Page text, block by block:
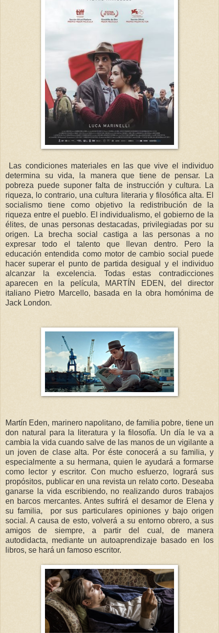
Las condiciones materiales en las que vive el individuo
determina su vida, la manera que tiene de pensar. La
pobreza puede suponer falta de instrucción y cultura. La
riqueza, lo contrario, una cultura literaria y filosófica alta. El
socialismo tiene como objetivo la redistribución de la
riqueza entre el pueblo. El individualismo, el gobierno de la
élites, de unas personas destacadas, privilegiadas por su
origen. La brecha social castiga a las personas a no
expresar todo el talento que llevan dentro. Pero la
educación entendida como motor de cambio social puede
hacer superar el punto de partida desigual y el individuo
alcanzar la excelencia. Todas estas contradicciones
aparecen en la película, MARTÍN EDEN, del director
italiano Pietro Marcello, basada en la obra homónima de
Jack London.
Martín Eden, marinero napolitano, de familia pobre, tiene un
don natural para la literatura y la filosofía. Un día le va a
cambia la vida cuando salve de las manos de un vigilante a
un joven de clase alta. Por éste conocerá a su familia, y
especialmente a su hermana, quien le ayudará a formarse
como lector y escritor. Con mucho esfuerzo, logrará sus
propósitos, publicar en una revista un relato corto. Deseaba
ganarse la vida escribiendo, no realizando duros trabajos
en barcos mercantes. Antes sufrirá el desamor de Elena y
su familia, por sus particulares opiniones y bajo origen
social. A causa de esto, volverá a su entorno obrero, a sus
amigos de siempre, a partir del cual, de manera
autodidacta, mediante un autoaprendizaje basado en los
libros, se hará un famoso escritor.